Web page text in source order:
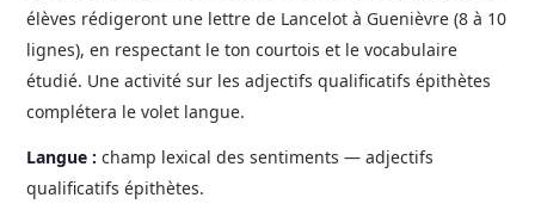
élèves rédigeront une lettre de Lancelot à Guenièvre (8 à 10
lignes), en respectant le ton courtois et le vocabulaire
étudié. Une activité sur les adjectifs qualificatifs épithètes
complétera le volet langue.
Langue : champ lexical des sentiments — adjectifs
qualificatifs épithètes.